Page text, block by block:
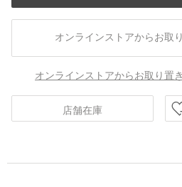
オンラインストアからお取
オンラインストアからお取り置
店舗在庫